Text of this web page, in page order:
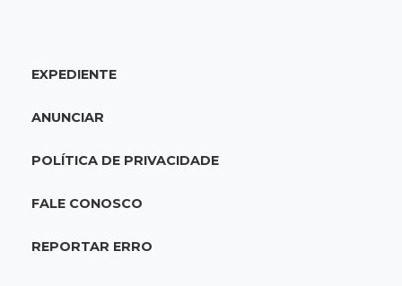
Vereadora é acusada de insinuar em vídeo
antes de bebê desaparecer
11:28Audiência de custódia
EXPEDIENTE
ANUNCIAR
POLÍTICA DE PRIVACIDADE
FALE CONOSCO
REPORTAR ERRO